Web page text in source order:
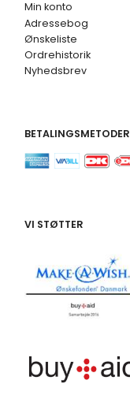
Min konto
Adressebog
Ønskeliste
Ordrehistorik
Nyhedsbrev
BETALINGSMETODER
VI STØTTER